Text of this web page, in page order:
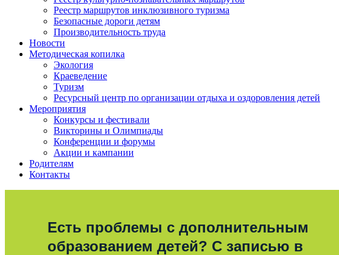
Реестр маршрутов инклюзивного туризма
Безопасные дороги детям
Производительность труда
Новости
Методическая копилка
Экология
Краеведение
Туризм
Ресурсный центр по организации отдыха и оздоровления детей
Мероприятия
Конкурсы и фестивали
Викторины и Олимпиады
Конференции и форумы
Акции и кампании
Родителям
Контакты
Есть проблемы с дополнительным
образованием детей? С записью в